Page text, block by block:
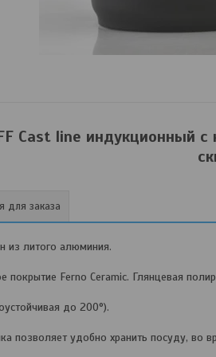
Cast line индукционный
для заказа
из литого алюминия.
покрытие Ferno Сeramiс. Глянцевая
до 200°).
позволяет удобно хранить посуду, во